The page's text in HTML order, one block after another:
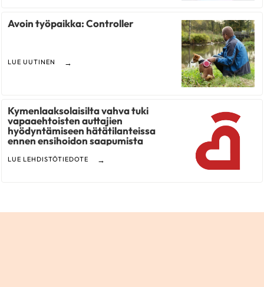
Avoin työpaikka: Controller
LUE UUTINEN
Kymenlaaksolaisilta vahva tuki
vapaaehtoisten auttajien
hyödyntämiseen hätätilanteissa
ennen ensihoidon saapumista
LUE LEHDISTÖTIEDOTE